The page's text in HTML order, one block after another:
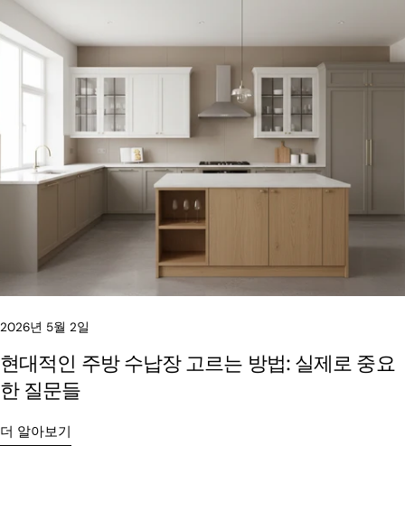
2026년 5월 2일
현대적인 주방 수납장 고르는 방법: 실제로 중요
한 질문들
더 알아보기